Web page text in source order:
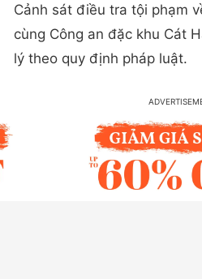
Cảnh sát điều tra tội phạm
cùng Công an đặc khu Cát
lý theo quy định pháp luật.